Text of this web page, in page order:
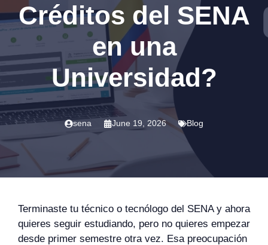
Créditos del SENA
en una
Universidad?
sena June 19, 2026 Blog
Terminaste tu técnico o tecnólogo del SENA y ahora
quieres seguir estudiando, pero no quieres empezar
desde primer semestre otra vez. Esa preocupación